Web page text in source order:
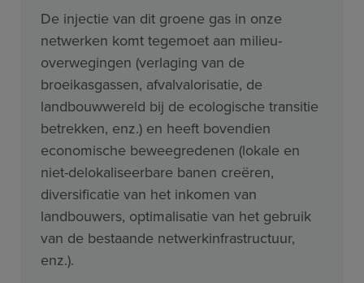
De injectie van dit groene gas in onze
netwerken komt tegemoet aan milieu-
overwegingen (verlaging van de
broeikasgassen, afvalvalorisatie, de
landbouwwereld bij de ecologische transitie
betrekken, enz.) en heeft bovendien
economische beweegredenen (lokale en
niet-delokaliseerbare banen creëren,
diversificatie van het inkomen van
landbouwers, optimalisatie van het gebruik
van de bestaande netwerkinfrastructuur,
enz.).